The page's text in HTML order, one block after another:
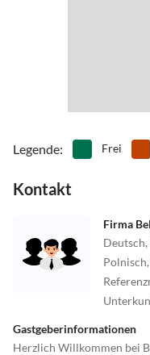
Legende: Frei
Kontakt
Firma
Gastgeberinformationen
Herzlich Willkommen bei